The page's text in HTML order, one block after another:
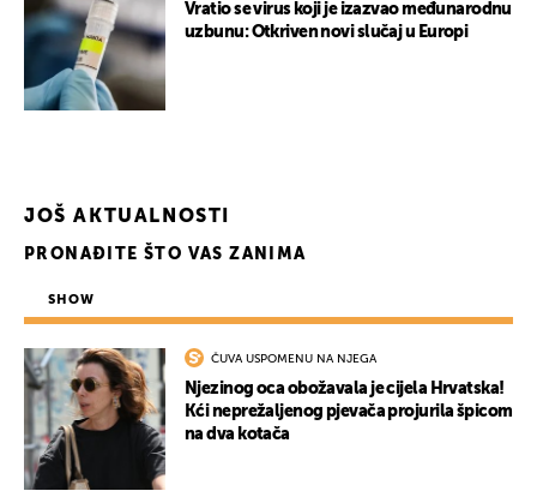
Vratio se virus koji je izazvao međunarodnu
uzbunu: Otkriven novi slučaj u Europi
JOŠ AKTUALNOSTI
PRONAĐITE ŠTO VAS ZANIMA
SHOW
ČUVA USPOMENU NA NJEGA
Njezinog oca obožavala je cijela Hrvatska!
Kći neprežaljenog pjevača projurila špicom
na dva kotača